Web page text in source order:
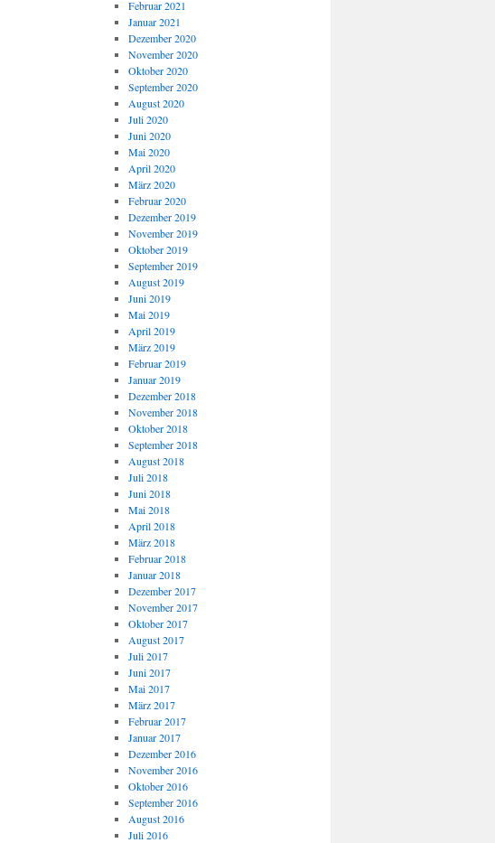
Februar 2021
Januar 2021
Dezember 2020
November 2020
Oktober 2020
September 2020
August 2020
Juli 2020
Juni 2020
Mai 2020
April 2020
März 2020
Februar 2020
Dezember 2019
November 2019
Oktober 2019
September 2019
August 2019
Juni 2019
Mai 2019
April 2019
März 2019
Februar 2019
Januar 2019
Dezember 2018
November 2018
Oktober 2018
September 2018
August 2018
Juli 2018
Juni 2018
Mai 2018
April 2018
März 2018
Februar 2018
Januar 2018
Dezember 2017
November 2017
Oktober 2017
August 2017
Juli 2017
Juni 2017
Mai 2017
März 2017
Februar 2017
Januar 2017
Dezember 2016
November 2016
Oktober 2016
September 2016
August 2016
Juli 2016